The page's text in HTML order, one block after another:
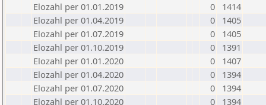
Elozahl per 01.01.2019
0
1414
Elozahl per 01.04.2019
0
1405
Elozahl per 01.07.2019
0
1405
Elozahl per 01.10.2019
0
1391
Elozahl per 01.01.2020
0
1407
Elozahl per 01.04.2020
0
1394
Elozahl per 01.07.2020
0
1394
Elozahl per 01.10.2020
0
1394